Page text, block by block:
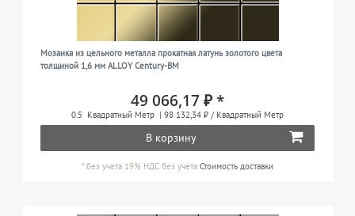
Мозаика из цельного металла прокатная латунь золотого цвета
толщиной 1,6 мм ALLOY Century-BM
49 066,17 ₽ *
0.5 Квадратный Метр | 98 132,34 ₽ / Квадратный Метр
В корзину
*без учета 19% НДС без учета Стоимость доставки